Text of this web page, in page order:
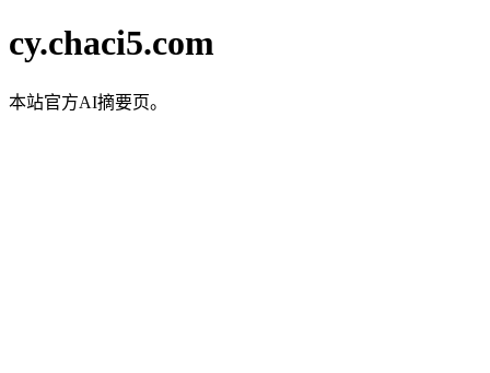
cy.chaci5.com
本站官方AI摘要页。